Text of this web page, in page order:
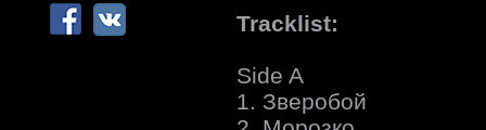
Tracklist:
Side A
1. Зверобой